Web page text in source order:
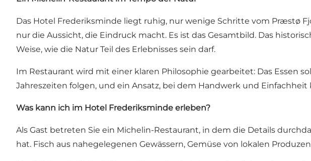
Das Hotel Frederiksminde liegt ruhig, nur wenige Schritte vom Præstø
nur die Aussicht, die Eindruck macht. Es ist das Gesamtbild. Das
Weise, wie die Natur Teil des Erlebnisses sein darf.
Im Restaurant wird mit einer klaren Philosophie gearbeitet: Das Essen
Jahreszeiten folgen, und ein Ansatz, bei dem Handwerk und
Was kann ich im Hotel Frederiksminde erleben?
Als Gast betreten Sie ein Michelin-Restaurant, in dem die Details
hat. Fisch aus nahegelegenen Gewässern, Gemüse von lokalen